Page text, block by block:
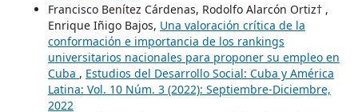
Francisco Benítez Cárdenas, Rodolfo Alarcón Ortiz† ,
Enrique Iñigo Bajos, Una valoración crítica de la
conformación e importancia de los rankings
universitarios nacionales para proponer su empleo en
Cuba , Estudios del Desarrollo Social: Cuba y América
Latina: Vol. 10 Núm. 3 (2022): Septiembre-Diciembre,
2022